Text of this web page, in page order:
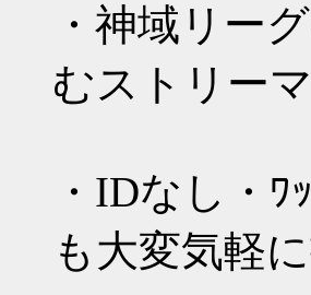
・神域リー
むストリー
・IDなし・
も大変気軽